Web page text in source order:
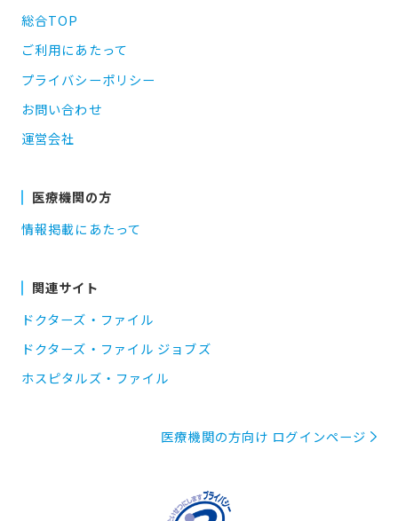
総合TOP
ご利用にあたって
プライバシーポリシー
お問い合わせ
運営会社
医療機関の方
情報掲載にあたって
関連サイト
ドクターズ・ファイル
ドクターズ・ファイル ジョブズ
ホスピタルズ・ファイル
医療機関の方向け ログインページ